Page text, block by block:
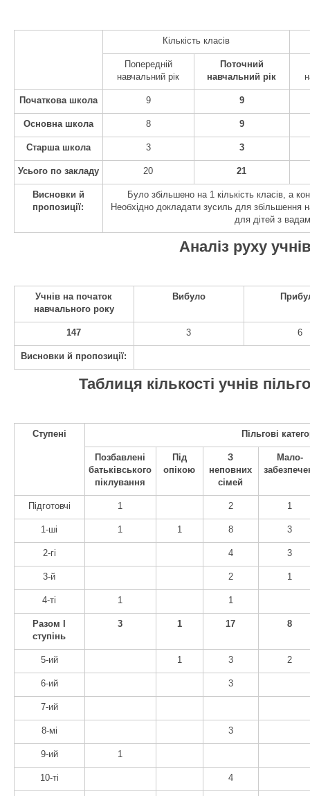
Кількість класів
Попередній
навчальний рік
Поточний
навчальний рік
Початкова школа 9 9
Основна школа 8 9
Старша школа 3 3
Усього по закладу 20 21
Висновки й
пропозиції:
Було збільшено на 1 кількість класів, а
Необхідно докладати зусиль для збільшення
для дітей з
Аналіз руху
Учнів на початок
навчального року
Вибуло
147 3 6
Висновки й пропозиції:
Таблиця кількості учнів
Ступені Пільгові
Позбавлені
батьківського
піклування
Під
опікою
З
неповних
сімей
Мало-
Підготовчі 1 2 1
1-ші 1 1 8 3
2-гі 4 3
3-й 2 1
4-ті 1 1
Разом І
cтупінь
3 1 17 8
5-ий 1 3 2
6-ий 3
7-ий
8-мі 3
9-ий 1
10-ті 4